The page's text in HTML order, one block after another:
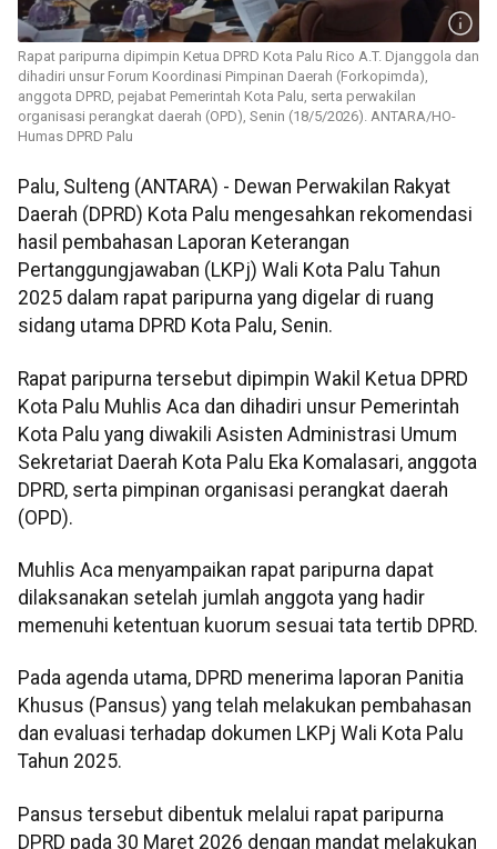
Rapat paripurna dipimpin Ketua DPRD Kota Palu Rico A.T. Djanggola dan
dihadiri unsur Forum Koordinasi Pimpinan Daerah (Forkopimda),
anggota DPRD, pejabat Pemerintah Kota Palu, serta perwakilan
organisasi perangkat daerah (OPD), Senin (18/5/2026). ANTARA/HO-
Humas DPRD Palu
Palu, Sulteng (ANTARA) - Dewan Perwakilan Rakyat
Daerah (DPRD) Kota Palu mengesahkan rekomendasi
hasil pembahasan Laporan Keterangan
Pertanggungjawaban (LKPj) Wali Kota Palu Tahun
2025 dalam rapat paripurna yang digelar di ruang
sidang utama DPRD Kota Palu, Senin.
Rapat paripurna tersebut dipimpin Wakil Ketua DPRD
Kota Palu Muhlis Aca dan dihadiri unsur Pemerintah
Kota Palu yang diwakili Asisten Administrasi Umum
Sekretariat Daerah Kota Palu Eka Komalasari, anggota
DPRD, serta pimpinan organisasi perangkat daerah
(OPD).
Muhlis Aca menyampaikan rapat paripurna dapat
dilaksanakan setelah jumlah anggota yang hadir
memenuhi ketentuan kuorum sesuai tata tertib DPRD.
Pada agenda utama, DPRD menerima laporan Panitia
Khusus (Pansus) yang telah melakukan pembahasan
dan evaluasi terhadap dokumen LKPj Wali Kota Palu
Tahun 2025.
Pansus tersebut dibentuk melalui rapat paripurna
DPRD pada 30 Maret 2026 dengan mandat melakukan